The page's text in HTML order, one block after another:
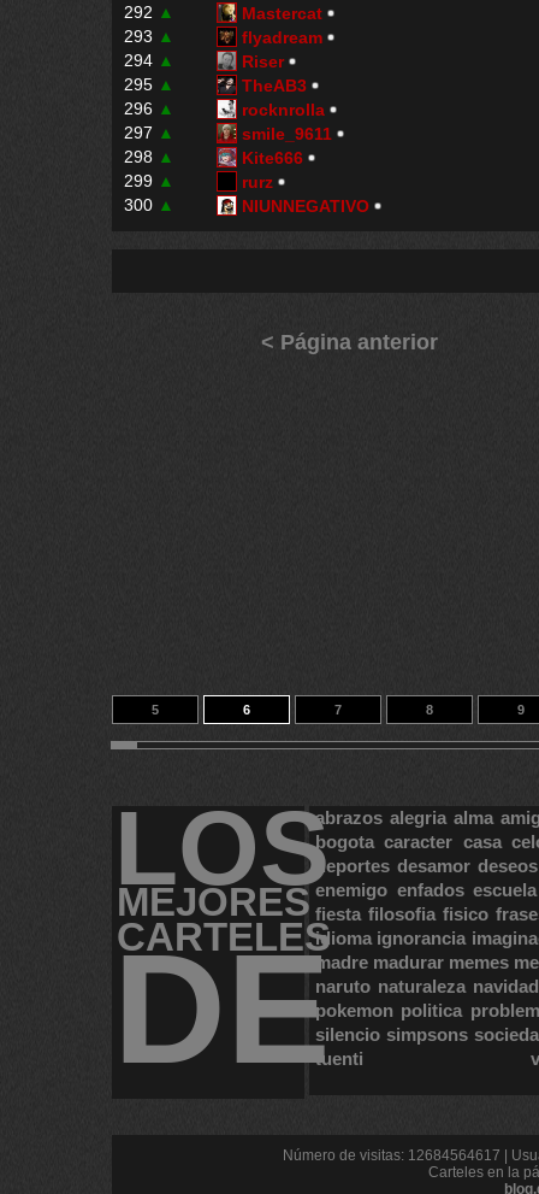
292 ▲
Mastercat
293 ▲
flyadream
294 ▲
Riser
295 ▲
TheAB3
296 ▲
rocknrolla
297 ▲
smile_9611
298 ▲
Kite666
299 ▲
rurz
300 ▲ NIUNNEGATIVO
< Página anterior
5 6 7 8 9
15 16 17 14 23388
LOS
MEJORES
CARTELES
DE
abrazos alegria alma
bogota caracter casa
deportes desamor deseos
enemigo enfados escuela
fiesta filosofia fisico
idioma ignorancia
madre madurar memes
naruto naturaleza navidad
pokemon politica
silencio simpsons
tuenti
Número de visitas: 12684564617 |
Carteles en la